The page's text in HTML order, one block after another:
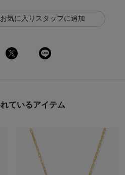
お気に入りスタッフに追加
ているアイテム